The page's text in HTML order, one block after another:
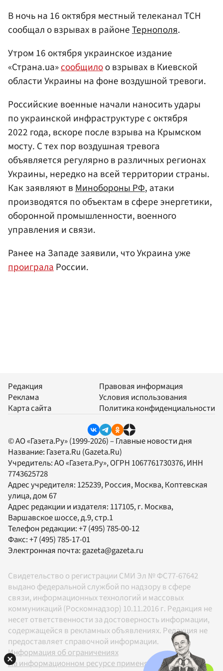
В ночь на 16 октября местный телеканал ТСН
сообщал о взрывах в районеТернополя.
Утром 16 октября украинское издание
«Страна.ua»сообщилоо взрывах в Киевской
области Украины на фоне воздушной тревоги.
Российские военные начали наносить удары
по украинской инфраструктуре с октября
2022 года, вскоре после взрыва на Крымском
мосту. С тех пор воздушная тревога
объявляется регулярно в различных регионах
Украины, нередко на всей территории страны.
Как заявляют вМинобороны РФ, атаки
производятся по объектам в сфере энергетики,
оборонной промышленности, военного
управления и связи.
Ранее на Западе заявили, что Украина уже
проигралаРоссии.
Редакция
Реклама
Карта сайта
Правовая информация
Условия использования
Политика конфиденциальности
© АО «Газета.Ру» (1999-2026) – Главные новости дня
Название: Газета.Ru (Gazeta.Ru)
Учредитель:АО «Газета.Ру», ОГРН 1067761730376, ИНН
7743625728
Адрес учредителя: 125239, Россия, Москва, Коптевская
улица, дом 67
Адрес редакции и издателя: 117105, г. Москва,
Варшавское шоссе, д.9, стр.1
Телефон редакции:+7 (495) 785-00-12
Факс:+7 (495) 785-17-01
Электронная почта:gazeta@gazeta.ru
Свидетельство о регистрации СМИ Эл № ФС77-67642
выдано федеральной службой по надзору в сфере
связи, информационных технологий и массовых
коммуникаций (Роскомнадзор) 10.11.2016 г. Редакция не
несет ответственности за достоверность информации,
содержащейся в рекламных объявлениях. Редакция не
предоставляет справочной информации.
Информация об ограничениях
На информационном ресурсе применяются